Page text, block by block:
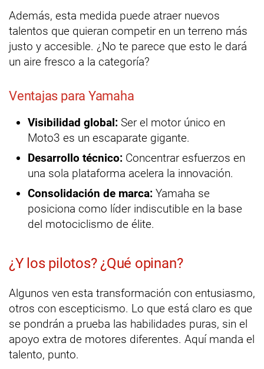
Además, esta medida puede atraer nuevos
talentos que quieran competir en un terreno más
justo y accesible. ¿No te parece que esto le dará
un aire fresco a la categoría?
Ventajas para Yamaha
Visibilidad global: Ser el motor único en
Moto3 es un escaparate gigante.
Desarrollo técnico: Concentrar esfuerzos en
una sola plataforma acelera la innovación.
Consolidación de marca: Yamaha se
posiciona como líder indiscutible en la base
del motociclismo de élite.
¿Y los pilotos? ¿Qué opinan?
Algunos ven esta transformación con entusiasmo,
otros con escepticismo. Lo que está claro es que
se pondrán a prueba las habilidades puras, sin el
apoyo extra de motores diferentes. Aquí manda el
talento, punto.